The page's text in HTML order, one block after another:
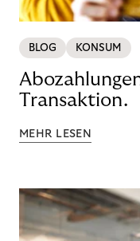
BLOG KONSUM
Transaktion.
MEHR LESEN